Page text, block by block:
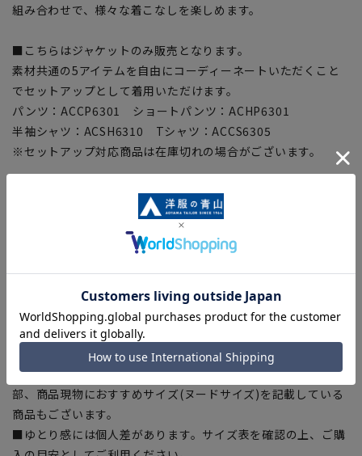
組み合わせで、様々な着こなしを楽しめます。
■こちらはジャケットのみ販売となります。
素材共通の5アイテムを自由にコーディーネートいただくこと
でセットアップとして着用いただけます。
パンツ：ACCP6301 ショートパンツ：ACHP6301
半袖シャツ：ACSH6310 Tシャツ：ACCS6305
※セットアップ対応商品は在庫切れの場合がございます。
[S]身丈:71cm バスト:108cm 肩幅:47cm 袖丈:59cm
[M]身丈:73cm バスト:111cm 肩幅:49cm 袖丈:59.5cm
[L]身丈:75cm バスト:114cm 肩幅:51cm 袖丈:60cm
[LL]身丈:77cm バスト:117cm 肩幅:53cm 袖丈:60.5cm
【商品に関するご注意】
■商品画像はサンプルのため、色味やサイズ等の仕様に変更が
ある場合がございますので、予めご了承ください。
■サイズスペックは仕上がりサイズを記載しております。一
部、商品現物におすすめサイズ(ヌードサイズ)を記載している
商品もございます。
■ゆとり感には個人差があります。サイズ表を確認の上、ご購